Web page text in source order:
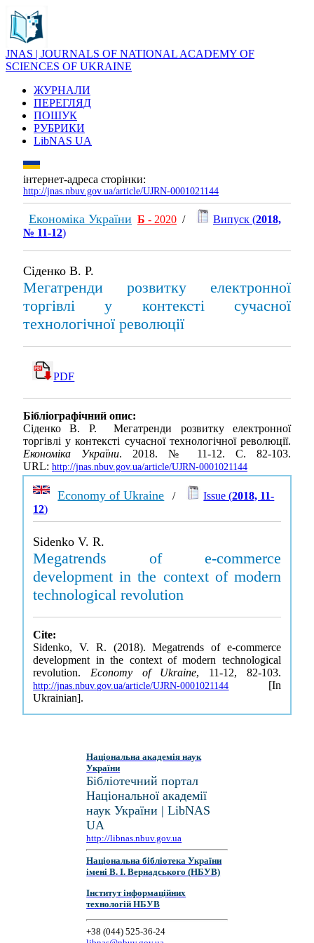
JNAS | JOURNALS OF NATIONAL ACADEMY OF
SCIENCES OF UKRAINE
ЖУРНАЛИ
ПЕРЕГЛЯД
ПОШУК
РУБРИКИ
LibNAS UA
інтернет-адреса сторінки:
http://jnas.nbuv.gov.ua/article/UJRN-0001021144
Економіка України Б - 2020 / Випуск (2018,
№ 11-12)
Сіденко В. Р.
Мегатренди розвитку електронної
торгівлі у контексті сучасної
технологічної революції
PDF
Бібліографічний опис:
Сіденко В. Р. Мегатренди розвитку електронної
торгівлі у контексті сучасної технологічної революції.
Економіка України. 2018. № 11-12. С. 82-103.
URL: http://jnas.nbuv.gov.ua/article/UJRN-0001021144
Economy of Ukraine / Issue (2018, 11-
12)
Sidenko V. R.
Megatrends of e-commerce
development in the context of modern
technological revolution
Cite:
Sidenko, V. R. (2018). Megatrends of e-commerce
development in the context of modern technological
revolution. Economy of Ukraine, 11-12, 82-103.
http://jnas.nbuv.gov.ua/article/UJRN-0001021144 [In
Ukrainian].
Національна академія наук
України
Бібліотечний портал
Національної академії
наук України | LibNAS
UA
http://libnas.nbuv.gov.ua
Національна бібліотека України
імені В. І. Вернадського (НБУВ)
Інститут інформаційних
технологій НБУВ
+38 (044) 525-36-24